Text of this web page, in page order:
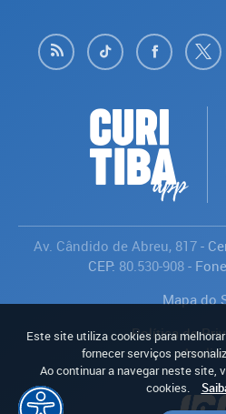
Av. Cândido de Abreu, 817-
CEP: 80.530-908-
Mapa do
Política de
Avaliar
Este site utiliza cookies para
fornecer serviços
Ao continuar a navegar neste site,
cookies.